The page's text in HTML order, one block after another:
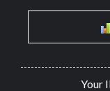
Your